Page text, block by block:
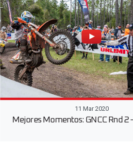
11 Mar 2020
Mejores Momentos: GNCC Rnd 2